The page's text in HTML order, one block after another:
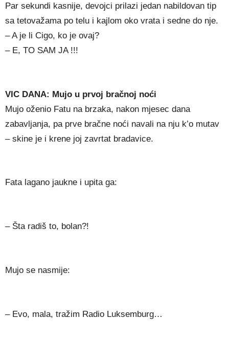
Par sekundi kasnije, devojci prilazi jedan nabildovan tip
sa tetovažama po telu i kajlom oko vrata i sedne do nje.
– A je li Cigo, ko je ovaj?
– E, TO SAM JA !!!
VIC DANA: Mujo u prvoj bračnoj noći
Mujo oženio Fatu na brzaka, nakon mjesec dana
zabavljanja, pa prve bračne noći navali na nju k’o mutav
– skine je i krene joj zavrtat bradavice.
Fata lagano jaukne i upita ga:
– Šta radiš to, bolan?!
Mujo se nasmije:
– Evo, mala, tražim Radio Luksemburg…